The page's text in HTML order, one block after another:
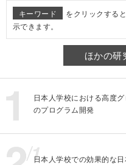
キーワード
をクリックする
示できます。
ほかの研
日本人学校における高度
のプログラム開発
日本人学校での効果的な